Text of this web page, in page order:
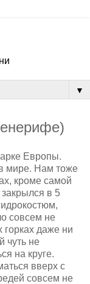
▼
Европы.
мире. Нам тоже
кроме самой
в 5
совсем не
горках даже ни
чуть не
на круге.
вверх с
совсем не